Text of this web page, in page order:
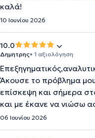
καλά!
10 Ιουνίου 2026
10.0
Δημητρης• 1 αξιολόγηση
Άκουσε το πρόβλημα
επίσκεψη και σήμερα
και με έκανε να νιώσω
06 Ιουνίου 2026